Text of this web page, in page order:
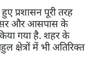
प्रशासन पूरी तरह
और आसपास के
गया है. शहर के
क्षेत्रों में भी अतिरिक्त